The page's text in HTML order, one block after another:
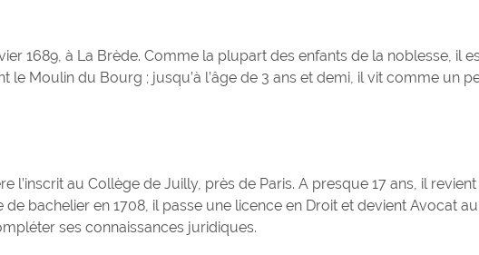
1689, à La Brède. Comme la plupart des enfants de la noblesse, il
le Moulin du Bourg ; jusqu’à l’âge de 3 ans et demi, il vit comme un
l’inscrit au Collège de Juilly, près de Paris. A presque 17 ans, il revient
bachelier en 1708, il passe une licence en Droit et devient Avocat au
ses connaissances juridiques.